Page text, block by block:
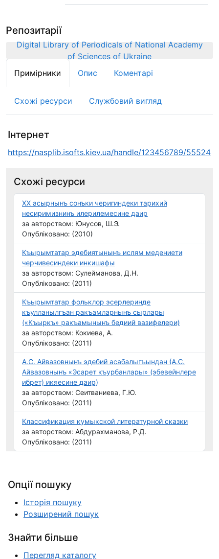
Репозитарії
Digital Library of Periodicals of National Academy
of Sciences of Ukraine
Примірники
Опис Коментарі
Схожі ресурси Службовий вигляд
Інтернет
https://nasplib.isofts.kiev.ua/handle/123456789/55524
Схожі ресурси
ХХ асырнынъ сонъки черигиндеки тарихий
несиримизнинъ илерилемесине даир
за авторством: Юнусов, Ш.Э.
Опубліковано: (2010)
Къырымтатар эдебиятынынъ ислям медениети
черчивесиндеки инкишафы
за авторством: Сулейманова, Д.Н.
Опубліковано: (2011)
Къырымтатар фольклор эсерлеринде
къулланылгъан ракъамларнынъ сырлары
(«Къыркъ» ракъамынынъ бедиий вазифелери)
за авторством: Кокиева, А.
Опубліковано: (2011)
А.С. Айвазовнынъ эдебий асабалыгъындан (А.С.
Айвазовнынъ «Эсарет къурбанлары» (эбевейнлере
ибрет) икяесине даир)
за авторством: Сеитваниева, Г.Ю.
Опубліковано: (2011)
Классификация кумыкской литературной сказки
за авторством: Абдурахманова, Р.Д.
Опубліковано: (2011)
Опції пошуку
Історія пошуку
Розширений пошук
Знайти більше
Перегляд каталогу